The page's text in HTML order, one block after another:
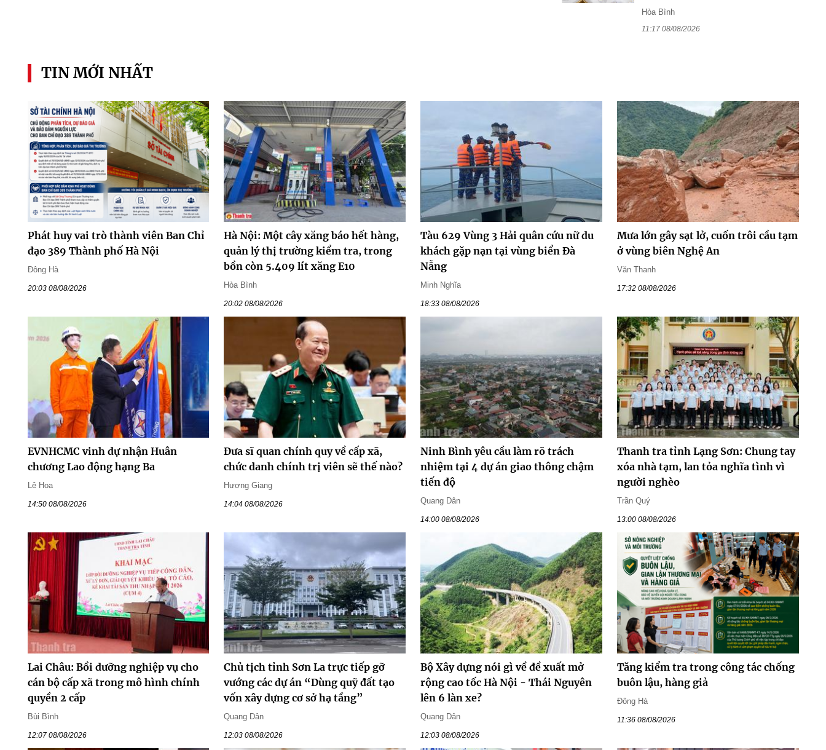
Hòa Bình
11:17 08/08/2026
TIN MỚI NHẤT
Phát huy vai trò thành viên Ban Chỉ
đạo 389 Thành phố Hà Nội
Đông Hà
20:03 08/08/2026
Hà Nội: Một cây xăng báo hết hàng,
quản lý thị trường kiểm tra, trong
bồn còn 5.409 lít xăng E10
Hòa Bình
20:02 08/08/2026
Tàu 629 Vùng 3 Hải quân cứu nữ du
khách gặp nạn tại vùng biển Đà
Nẵng
Minh Nghĩa
18:33 08/08/2026
Mưa lớn gây sạt lở, cuốn trôi cầu tạm
ở vùng biên Nghệ An
Văn Thanh
17:32 08/08/2026
EVNHCMC vinh dự nhận Huân
chương Lao động hạng Ba
Lê Hoa
14:50 08/08/2026
Đưa sĩ quan chính quy về cấp xã,
chức danh chính trị viên sẽ thế nào?
Hương Giang
14:04 08/08/2026
Ninh Bình yêu cầu làm rõ trách
nhiệm tại 4 dự án giao thông chậm
tiến độ
Quang Dân
14:00 08/08/2026
Thanh tra tỉnh Lạng Sơn: Chung tay
xóa nhà tạm, lan tỏa nghĩa tình vì
người nghèo
Trần Quý
13:00 08/08/2026
Lai Châu: Bồi dưỡng nghiệp vụ cho
cán bộ cấp xã trong mô hình chính
quyền 2 cấp
Bùi Bình
12:07 08/08/2026
Chủ tịch tỉnh Sơn La trực tiếp gỡ
vướng các dự án “Dùng quỹ đất tạo
vốn xây dựng cơ sở hạ tầng”
Quang Dân
12:03 08/08/2026
Bộ Xây dựng nói gì về đề xuất mở
rộng cao tốc Hà Nội - Thái Nguyên
lên 6 làn xe?
Quang Dân
12:03 08/08/2026
Tăng kiểm tra trong công tác chống
buôn lậu, hàng giả
Đông Hà
11:36 08/08/2026